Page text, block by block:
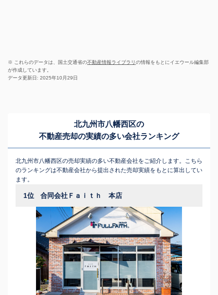
※ これらのデータは、国土交通省の不動産情報ライブラリの情報をもとにイエウール編集部
が作成しています。
データ更新日: 2025年10月29日
北九州市八幡西区の
不動産売却の実績の多い会社ランキング
北九州市八幡西区の売却実績の多い不動産会社をご紹介します。こちら
のランキングは不動産会社から提出された売却実績をもとに算出してい
ます。
1位 合同会社Ｆａｉｔｈ 本店